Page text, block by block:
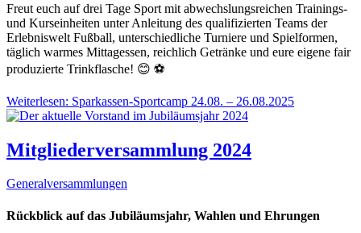
Freut euch auf drei Tage Sport mit abwechslungsreichen Trainings-
und Kurseinheiten unter Anleitung des qualifizierten Teams der
Erlebniswelt Fußball, unterschiedliche Turniere und Spielformen,
täglich warmes Mittagessen, reichlich Getränke und eure eigene fair
produzierte Trinkflasche! 😊 ⚽
Weiterlesen: Sparkassen-Sportcamp 24.08. – 26.08.2025
Mitgliederversammlung 2024
Generalversammlungen
Rückblick auf das Jubiläumsjahr, Wahlen und Ehrungen